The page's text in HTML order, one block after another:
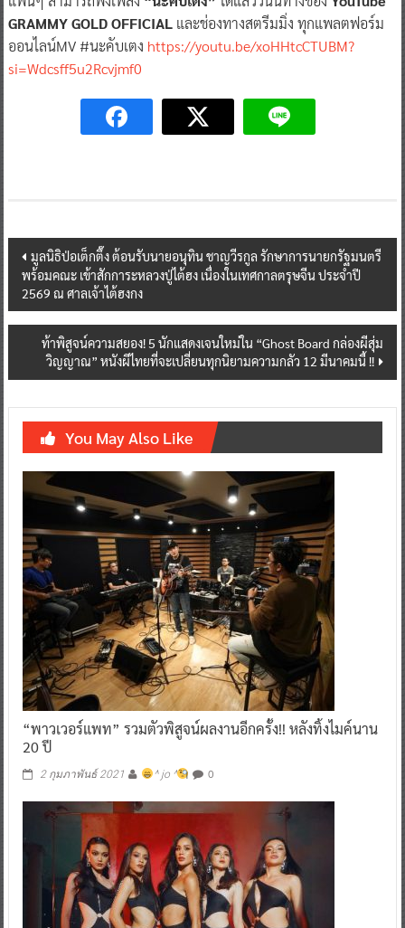
GRAMMY GOLD OFFICIALและช่องทางสตรีมมิ่ง ทุกแพลตฟอร์ม
ออนไลน์MV #นะคับเตง https://youtu.be/xoHHtcCTUBM?
si=Wdcsff5u2Rcvjmf0
Post
navigation
มูลนิธิป่อเต็กตึ๊ง ต้อนรับนายอนุทิน ชาญวีรกูล รักษาการนายกรัฐมนตรี
พร้อมคณะ เข้าสักการะหลวงปู่ไต้ฮง เนื่องในเทศกาลตรุษจีน ประจำปี
2569 ณ ศาลเจ้าไต้ฮงกง
ท้าพิสูจน์ความสยอง! 5 นักแสดงเจนใหม่ใน “Ghost Board กล่องผีสุ่ม
วิญญาณ” หนังผีไทยที่จะเปลี่ยนทุกนิยามความกลัว 12 มีนาคมนี้ !!
You May Also Like
“พาวเวอร์แพท” รวมตัวพิสูจน์ผลงานอีกครั้ง!! หลังทิ้งไมค์นาน
20 ปี
2 กุมภาพันธ์ 2021 ^ jo ^ 0